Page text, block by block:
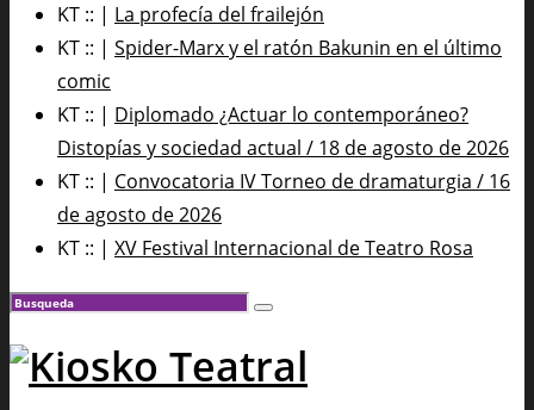
KT :: | La profecía del frailejón
KT :: | Spider-Marx y el ratón Bakunin en el último
comic
KT :: | Diplomado ¿Actuar lo contemporáneo?
Distopías y sociedad actual / 18 de agosto de 2026
KT :: | Convocatoria IV Torneo de dramaturgia / 16
de agosto de 2026
KT :: | XV Festival Internacional de Teatro Rosa